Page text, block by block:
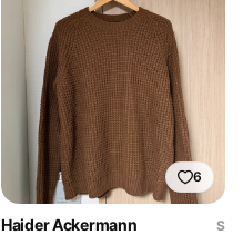
6
Haider Ackermann
S